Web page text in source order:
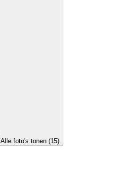
Alle foto's tonen (15)